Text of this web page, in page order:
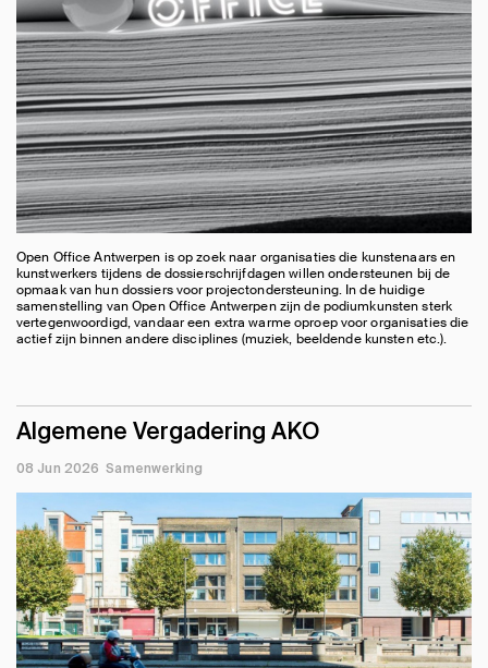
Open Office Antwerpen is op zoek naar organisaties die kunstenaars en
kunstwerkers tijdens de dossierschrijfdagen willen ondersteunen bij de
opmaak van hun dossiers voor projectondersteuning. In de huidige
samenstelling van Open Office Antwerpen zijn de podiumkunsten sterk
vertegenwoordigd, vandaar een extra warme oproep voor organisaties die
actief zijn binnen andere disciplines (muziek, beeldende kunsten etc.).
Algemene Vergadering AKO
08 Jun 2026 Samenwerking